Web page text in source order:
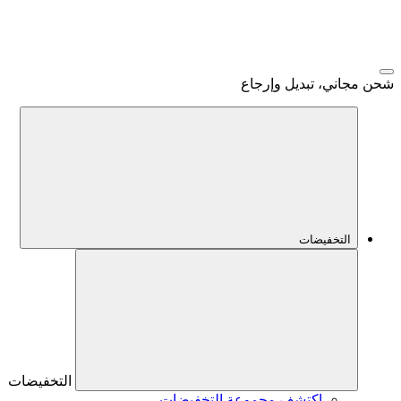
شحن مجاني، تبديل وإرجاع
التخفيضات
التخفيضات